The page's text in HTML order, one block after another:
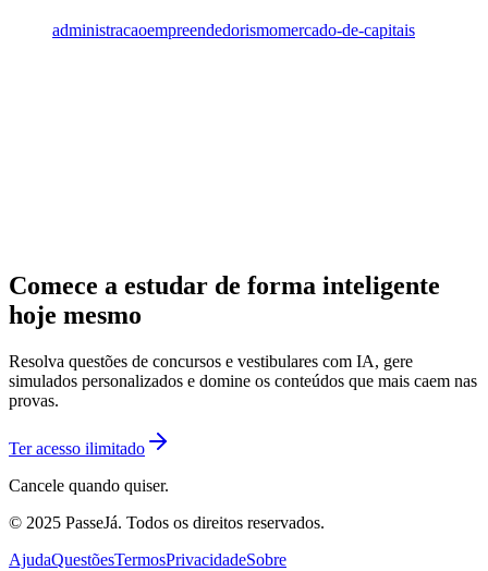
administracaoempreendedorismomercado-de-capitais
Comece a estudar de forma inteligente
hoje mesmo
Resolva questões de concursos e vestibulares com IA, gere
simulados personalizados e domine os conteúdos que mais caem nas
provas.
Ter acesso ilimitado
Cancele quando quiser.
© 2025 PasseJá. Todos os direitos reservados.
AjudaQuestõesTermosPrivacidadeSobre